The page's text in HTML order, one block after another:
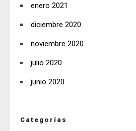
enero 2021
diciembre 2020
noviembre 2020
julio 2020
junio 2020
Categorías